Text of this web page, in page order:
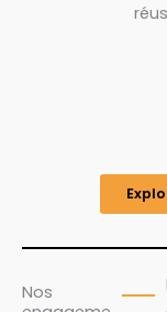
Nos